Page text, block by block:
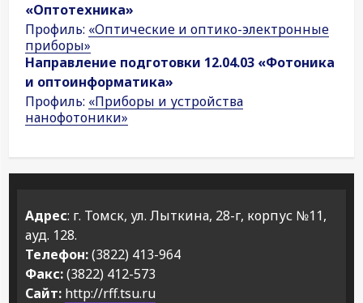
«Оптотехника»
Профиль: «Оптические и оптико-электронные
приборы»
Направление подготовки 12.04.03 «Фотоника
и оптоинформатика»
Профиль: «Приборы и устройства
нанофотоники»
Адрес: г. Томск, ул. Лыткина, 28-г, корпус №11,
ауд. 128.
Телефон:(3822) 413-964
Факс:(3822) 412-573
Сайт: http://rff.tsu.ru